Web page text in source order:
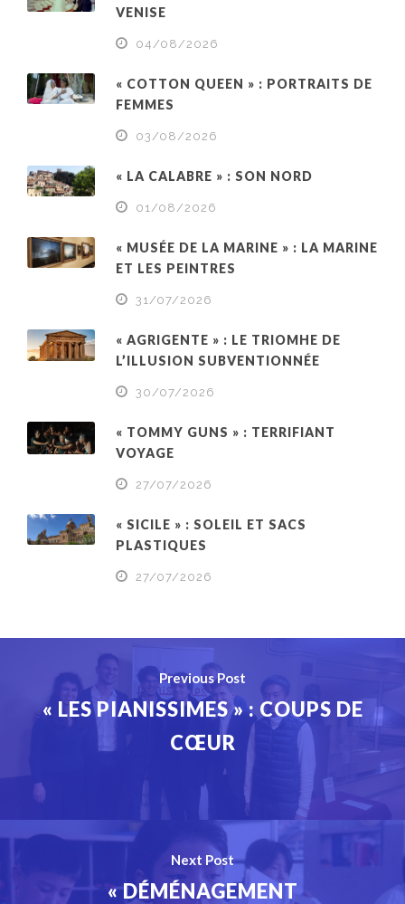
VENISE
04/08/2026
« COTTON QUEEN » : PORTRAITS DE
FEMMES
03/08/2026
« LA CALABRE » : SON NORD
01/08/2026
« MUSÉE DE LA MARINE » : LA MARINE
ET LES PEINTRES
31/07/2026
« AGRIGENTE » : LE TRIOMHE DE
L’ILLUSION SUBVENTIONNÉE
30/07/2026
« TOMMY GUNS » : TERRIFIANT
VOYAGE
27/07/2026
« SICILE » : SOLEIL ET SACS
PLASTIQUES
27/07/2026
Previous Post
« LES PIANISSIMES » : COUPS DE
CŒUR
Next Post
« DÉMÉNAGEMENT